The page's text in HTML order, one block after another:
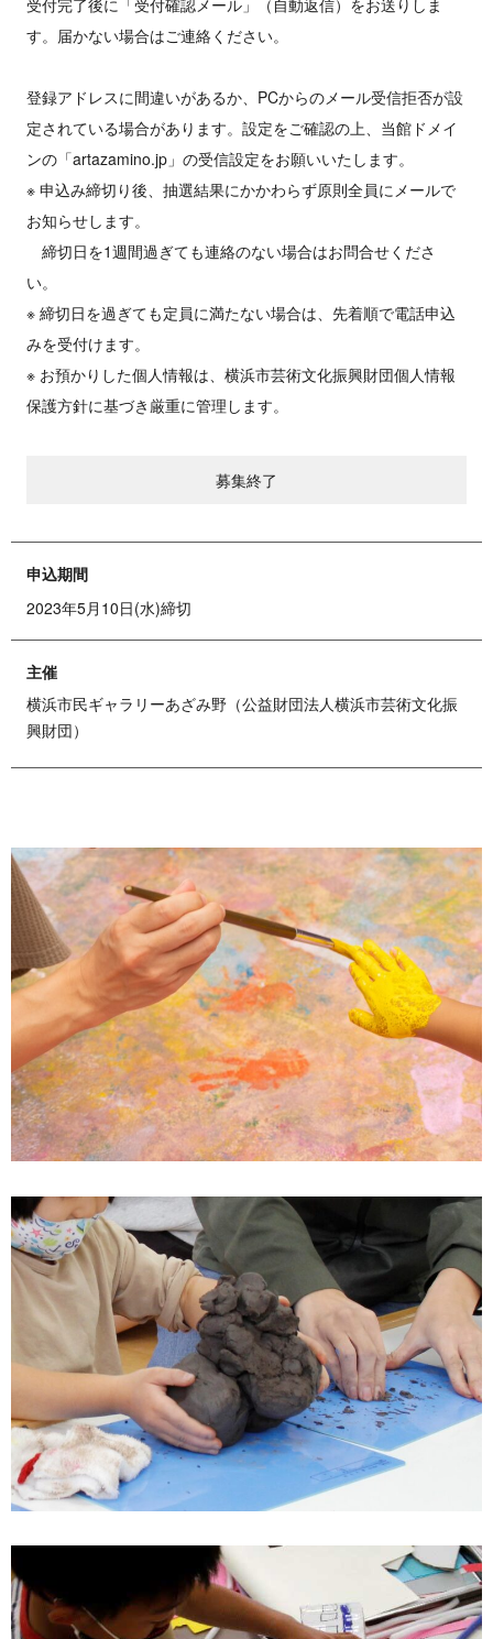
す。届かない場合はご連絡ください。
登録アドレスに間違いがあるか、PCからのメール受信拒否が設
定されている場合があります。設定をご確認の上、当館ドメイ
ンの「artazamino.jp」の受信設定をお願いいたします。
※ 申込み締切り後、抽選結果にかかわらず原則全員にメールで
お知らせします。
締切日を1週間過ぎても連絡のない場合はお問合せくださ
い。
※ 締切日を過ぎても定員に満たない場合は、先着順で電話申込
みを受付けます。
※ お預かりした個人情報は、横浜市芸術文化振興財団個人情報
保護方針に基づき厳重に管理します。
募集終了
申込期間
2023年5月10日(水)締切
主催
横浜市民ギャラリーあざみ野（公益財団法人横浜市芸術文化振
興財団）